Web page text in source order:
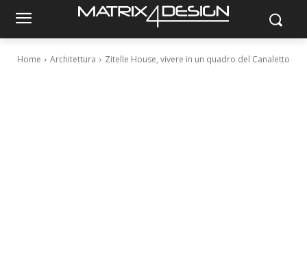
Home Architettura Zitelle House, vivere in un quadro del Canaletto